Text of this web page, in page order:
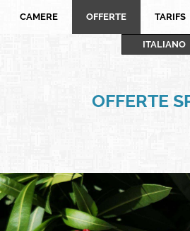
CAMERE OFFERTE TARIFS
ITALIANO
OFFERTE